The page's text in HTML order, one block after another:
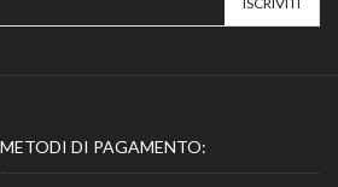
METODI DI PAGAMENTO: